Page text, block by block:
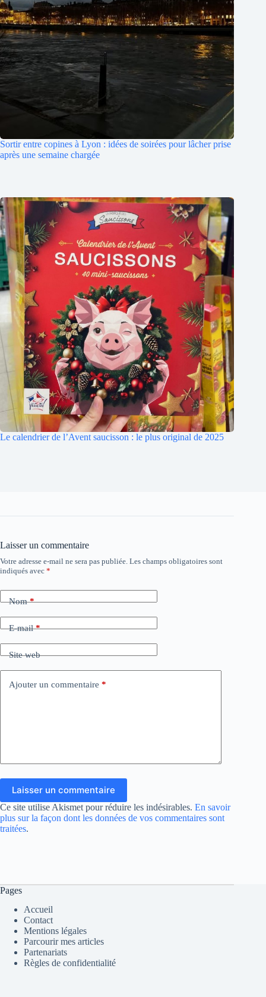
Sortir entre copines à Lyon : idées de soirées pour lâcher prise
après une semaine chargée
Le calendrier de l’Avent saucisson : le plus original de 2025
Laisser un commentaire
Votre adresse e-mail ne sera pas publiée. Les champs obligatoires sont
indiqués avec *
Nom*
E-mail*
Site web
Ajouter un commentaire *
Laisser un commentaire
Ce site utilise Akismet pour réduire les indésirables. En savoir
plus sur la façon dont les données de vos commentaires sont
traitées.
Pages
Accueil
Contact
Mentions légales
Parcourir mes articles
Partenariats
Règles de confidentialité